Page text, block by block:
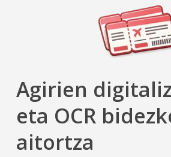
Agirien
eta OCR
aitortza